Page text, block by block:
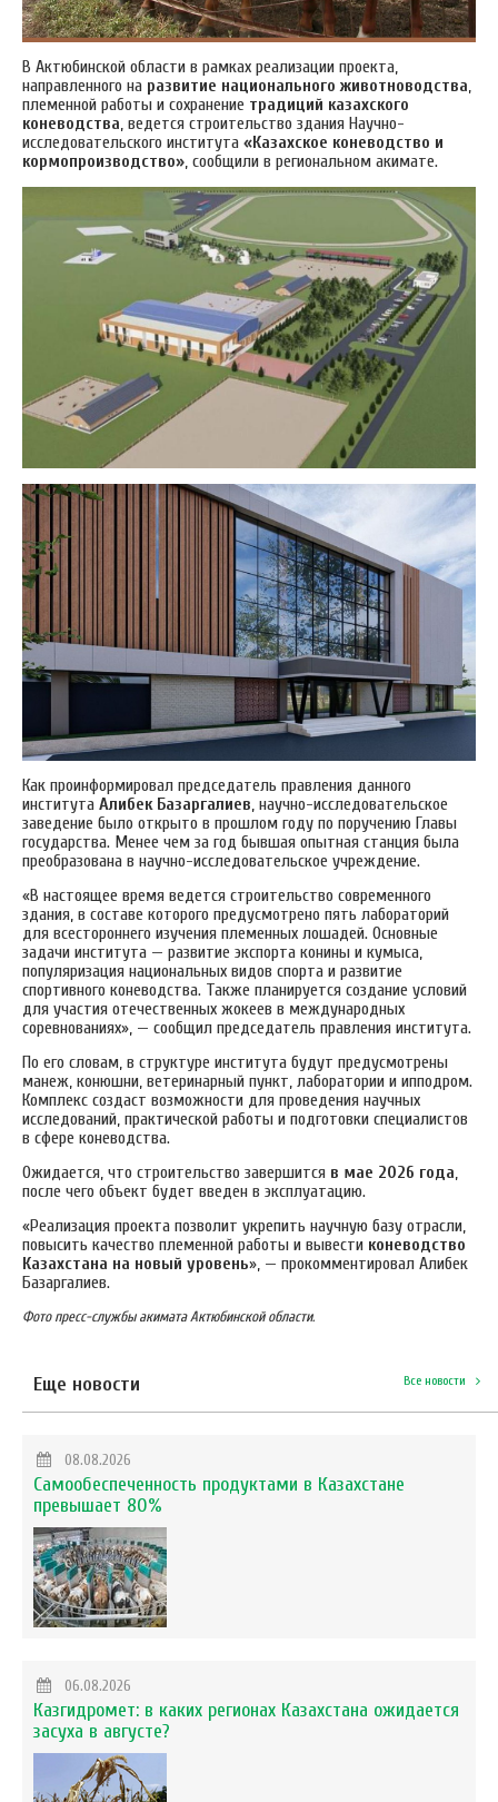
В Актюбинской области в рамках реализации проекта,
направленного на развитие национального животноводства,
племенной работы и сохранение традиций казахского
коневодства, ведется строительство здания Научно-
исследовательского института «Казахское коневодство и
кормопроизводство», сообщили в региональном акимате.
Как проинформировал председатель правления данного
института Алибек Базаргалиев, научно-исследовательское
заведение было открыто в прошлом году по поручению Главы
государства. Менее чем за год бывшая опытная станция была
преобразована в научно-исследовательское учреждение.
«В настоящее время ведется строительство современного
здания, в составе которого предусмотрено пять лабораторий
для всестороннего изучения племенных лошадей. Основные
задачи института — развитие экспорта конины и кумыса,
популяризация национальных видов спорта и развитие
спортивного коневодства. Также планируется создание условий
для участия отечественных жокеев в международных
соревнованиях», — сообщил председатель правления института.
По его словам, в структуре института будут предусмотрены
манеж, конюшни, ветеринарный пункт, лаборатории и ипподром.
Комплекс создаст возможности для проведения научных
исследований, практической работы и подготовки специалистов
в сфере коневодства.
Ожидается, что строительство завершится в мае 2026 года,
после чего объект будет введен в эксплуатацию.
«Реализация проекта позволит укрепить научную базу отрасли,
повысить качество племенной работы и вывести коневодство
Казахстана на новый уровень», — прокомментировал Алибек
Базаргалиев.
Фото пресс-службы акимата Актюбинской области.
Еще новости Все новости
08.08.2026
Самообеспеченность продуктами в Казахстане
превышает 80%
06.08.2026
Казгидромет: в каких регионах Казахстана ожидается
засуха в августе?